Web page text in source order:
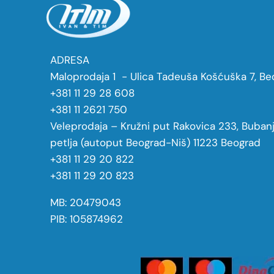
ADRESA
Maloprodaja 1 - Ulica Tadeuša Košćuška 7,
+381 11 29 28 608
+381 11 2621 750
Veleprodaja – Kružni put Rakovica 233,
petlja (autoput Beograd-Niš) 11223 Beograd
+381 11 29 20 822
+381 11 29 20 823
MB: 20479043
PIB: 105874962